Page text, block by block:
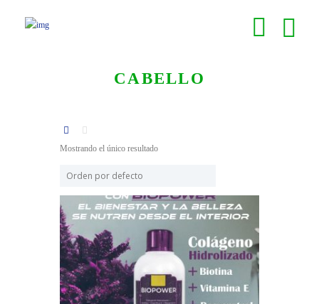
CABELLO
Mostrando el único resultado